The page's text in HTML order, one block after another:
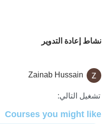
نشاط إعادة التدوير
الأرض
Zainab Hussain
تشغيل التالي:
Courses you might like